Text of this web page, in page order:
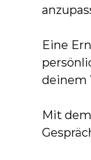
Eine
deinem
Mit